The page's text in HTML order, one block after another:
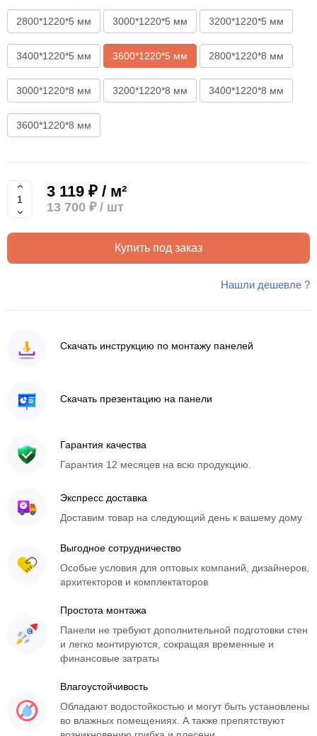
2800*1220*5 мм 3000*1220*5 мм 3200*1220*5 мм
3400*1220*5 мм 3600*1220*5 мм 2800*1220*8 мм
3000*1220*8 мм 3200*1220*8 мм 3400*1220*8 мм
3600*1220*8 мм
3 119 ₽ / м²
13 700 ₽/ шт
Купить под заказ
Нашли дешевле ?
Скачать инструкцию по монтажу панелей
Скачать презентацию на панели
Гарантия качества
Гарантия 12 месяцев на всю продукцию.
Экспресс доставка
Доставим товар на следующий день к вашему дому
Выгодное сотрудничество
Особые условия для оптовых компаний, дизайнеров,
архитекторов и комплектаторов
Простота монтажа
Панели не требуют дополнительной подготовки стен
и легко монтируются, сокращая временные и
финансовые затраты
Влагоустойчивость
Обладают водостойкостью и могут быть установлены
во влажных помещениях. А также препятствуют